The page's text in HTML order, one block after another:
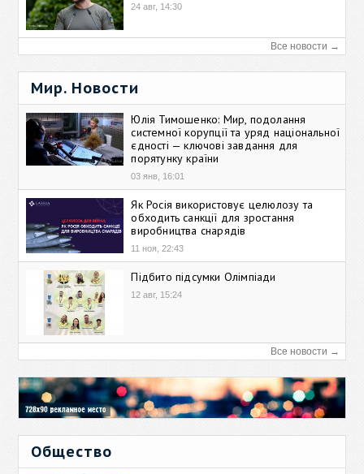
24 авг, 14:30
Все новости →
Мир. Новости
Юлія Тимошенко: Мир, подолання
системної корупції та уряд національної
єдності — ключові завдання для
порятунку країни
03 янв, 16:01
Як Росія використовує целюлозу та
обходить санкції для зростання
виробництва снарядів
11 ноя, 22:43
Підбито підсумки Олімпіади
12 авг, 15:24
Все новости →
Общество